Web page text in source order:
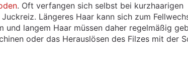
. Oft verfangen sich selbst bei kurzhaarigen
Längeres Haar kann sich zum
langem Haar müssen daher regelmäßig
oder das Herauslösen des Filzes mit der